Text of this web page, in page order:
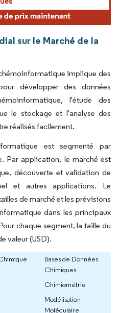
sur le Marché de la
implique des
développer des données
l'étude des
le stockage et l'analyse des
réalisés facilement.
est segmenté par
Par application, le marché est
découverte et validation de
et autres applications. Le
de marché et les prévisions
dans les principaux
chaque segment, la taille du
valeur (USD).
Bases de Données
Chimiques
Chimiométrie
Modélisation
Moléculaire